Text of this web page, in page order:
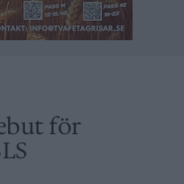
för